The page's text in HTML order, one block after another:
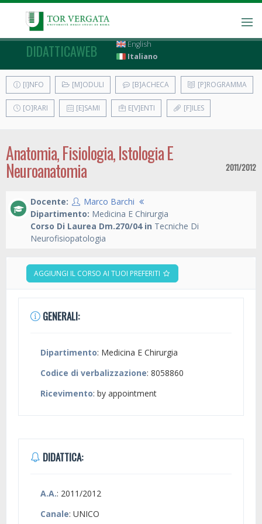
DIDATTICAWEB
English
Italiano
[I]NFO [M]ODULI [B]ACHECA [P]ROGRAMMA
[O]RARI [E]SAMI E[V]ENTI [F]ILES
Anatomia, Fisiologia, Istologia E
Neuroanatomia 2011/2012
Docente:
Marco Barchi
Dipartimento: Medicina E Chirurgia
Corso Di Laurea Dm.270/04 in Tecniche Di
Neurofisiopatologia
AGGIUNGI IL CORSO AI TUOI PREFERITI
GENERALI:
Dipartimento: Medicina E Chirurgia
Codice di verbalizzazione: 8058860
Ricevimento: by appointment
DIDATTICA:
A.A.: 2011/2012
Canale: UNICO